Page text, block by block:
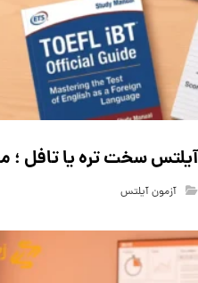
آیلتس سخت تره یا تافل ؛
آزمون آیلتس